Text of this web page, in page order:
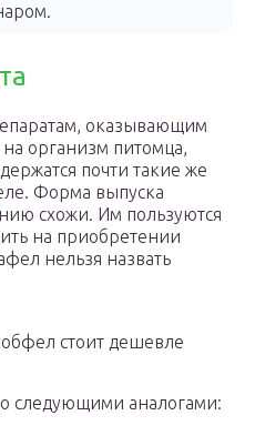
оказывающим
организм питомца,
почти такие же
Форма выпуска
схожи. Им пользуются
на приобретении
нельзя назвать
стоит дешевле
следующими аналогами: